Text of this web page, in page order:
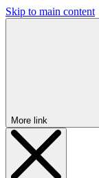
Skip to main content
More link